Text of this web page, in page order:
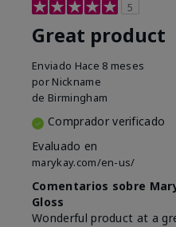
5
Great product
Enviado Hace 8 meses
por Nickname
de Birmingham
Comprador verificado
Evaluado en
marykay.com/en-us/
Comentarios sobre
Gloss
Wonderful product at a